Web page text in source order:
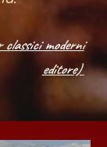
moderni
editore)